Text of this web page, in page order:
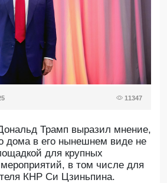
11347
Трамп выразил мнение,
дома в его нынешнем виде не
для крупных
мероприятий, в том числе для
КНР Си Цзиньпина.